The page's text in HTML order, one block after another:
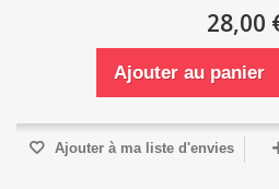
28,00
Ajouter au panier
Ajouter à ma liste d'envies